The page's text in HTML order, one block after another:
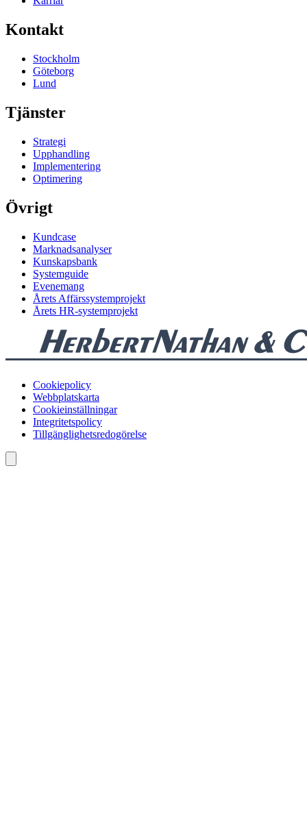
Kontakt
Stockholm
Göteborg
Lund
Tjänster
Strategi
Upphandling
Implementering
Optimering
Övrigt
Kundcase
Marknadsanalyser
Kunskapsbank
Systemguide
Evenemang
Årets Affärssystemprojekt
Årets HR-systemprojekt
Cookiepolicy
Webbplatskarta
Cookieinställningar
Integritetspolicy
Tillgänglighetsredogörelse